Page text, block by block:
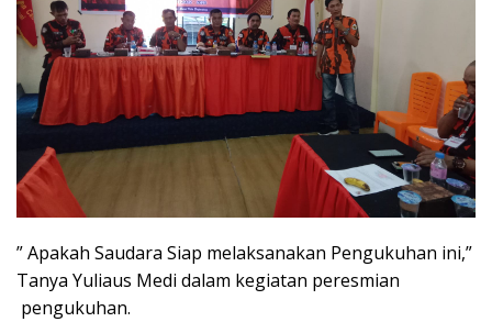
” Apakah Saudara Siap melaksanakan Pengukuhan ini,”
Tanya Yuliaus Medi dalam kegiatan peresmian
pengukuhan.